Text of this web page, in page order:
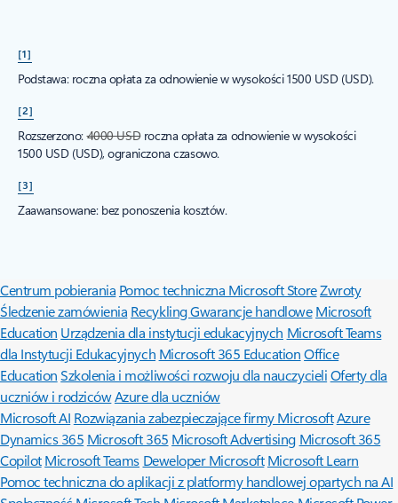
[1]
Podstawa: roczna opłata za odnowienie w wysokości 1500 USD (USD).
[2]
Rozszerzono:4000 USDroczna opłata za odnowienie w wysokości
1500 USD (USD), ograniczona czasowo.
[3]
Zaawansowane: bez ponoszenia kosztów.
Centrum pobierania Pomoc techniczna Microsoft StoreZwroty
Śledzenie zamówienia RecyklingGwarancje handlowe Microsoft
Education Urządzenia dla instytucji edukacyjnych Microsoft Teams
dla Instytucji Edukacyjnych Microsoft 365 EducationOffice
Education Szkolenia i możliwości rozwoju dla nauczycieliOferty dla
uczniów i rodzicówAzure dla uczniów
Microsoft AI Rozwiązania zabezpieczające firmy MicrosoftAzure
Dynamics 365 Microsoft 365 Microsoft Advertising Microsoft 365
Copilot Microsoft Teams Deweloper Microsoft Microsoft Learn
Pomoc techniczna do aplikacji z platformy handlowej opartych na AI